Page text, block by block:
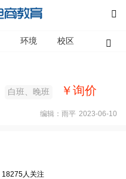
环境 校区 资讯
白班、晚班 ￥询价
2023-06-10
编辑：雨平
18275人关注